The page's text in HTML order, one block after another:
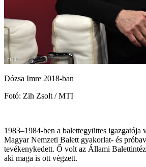
Dózsa Imre 2018-ban
Fotó: Zih Zsolt / MTI
1983–1984-ben a balettegyüttes igazgatója
Magyar Nemzeti Balett gyakorlat- és
tevékenykedett. Ő volt az Állami
aki maga is ott végzett.